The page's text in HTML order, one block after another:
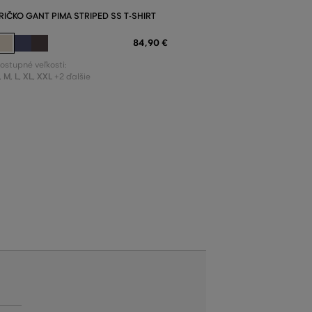
GANT PIMA STRIPED SS T-SHIRT
84,90 €
veľkosti:
, M, L, XL, XXL +2 ďalšie